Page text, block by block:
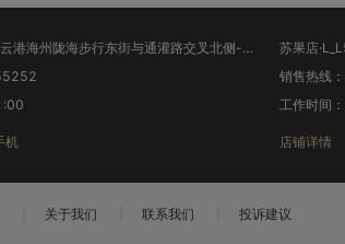
动感店·L_L3地址：连云港海州陇海步行东街与通灌路交叉北侧-兴鸿数码（动感店）
机
苏果店
销售热线
工作时间
店铺详情
关于我们 联系我们 投诉建议